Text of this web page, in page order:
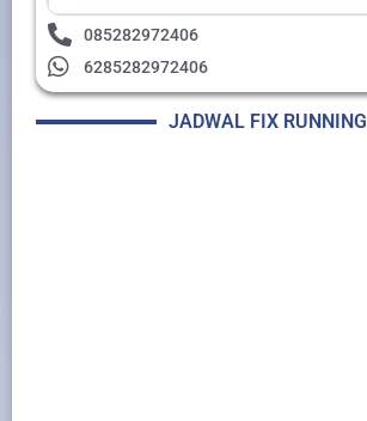
085282972406
6285282972406
JADWAL FIX RUNNING